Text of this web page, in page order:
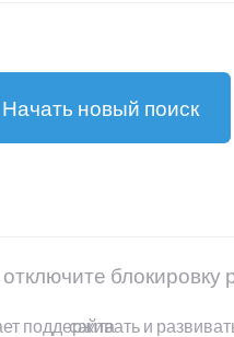
Начать новый поиск
блокировку
Реклама помогает поддерживать и развивать сервисы сайта